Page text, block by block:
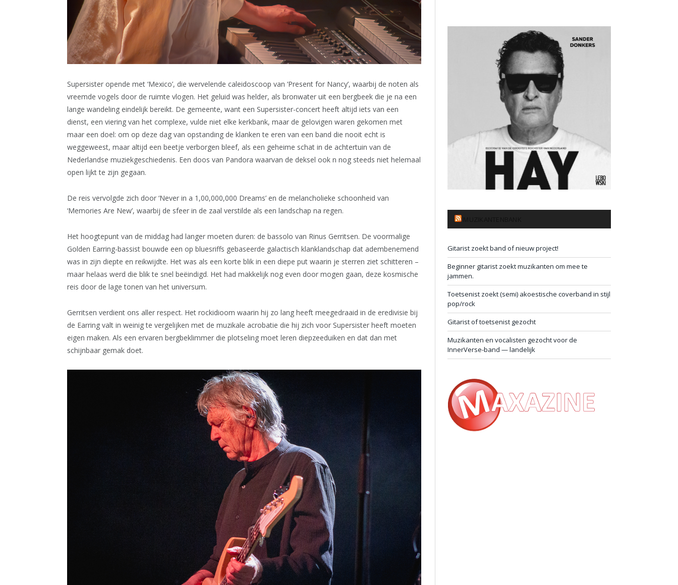
Supersister opende met ‘Mexico’, die wervelende caleidoscoop van ‘Present for Nancy’, waarbij de noten als
vreemde vogels door de ruimte vlogen. Het geluid was helder, als bronwater uit een bergbeek die je na een
lange wandeling eindelijk bereikt. De gemeente, want een Supersister-concert heeft altijd iets van een
dienst, een viering van het complexe, vulde niet elke kerkbank, maar de gelovigen waren gekomen met
maar een doel: om op deze dag van opstanding de klanken te eren van een band die nooit echt is
weggeweest, maar altijd een beetje verborgen bleef, als een geheime schat in de achtertuin van de
Nederlandse muziekgeschiedenis. Een doos van Pandora waarvan de deksel ook n nog steeds niet helemaal
open lijkt te zijn gegaan.
De reis vervolgde zich door ‘Never in a 1,00,000,000 Dreams’ en de melancholieke schoonheid van
‘Memories Are New’, waarbij de sfeer in de zaal verstilde als een landschap na regen.
Het hoogtepunt van de middag had langer moeten duren: de bassolo van Rinus Gerritsen. De voormalige
Golden Earring-bassist bouwde een op bluesriffs gebaseerde galactisch klanklandschap dat adembenemend
was in zijn diepte en reikwijdte. Het was als een korte blik in een diepe put waarin je sterren ziet schitteren –
maar helaas werd die blik te snel beëindigd. Het had makkelijk nog even door mogen gaan, deze kosmische
reis door de lage tonen van het universum.
Gerritsen verdient ons aller respect. Het rockidioom waarin hij zo lang heeft meegedraaid in de eredivisie bij
de Earring valt in weinig te vergelijken met de muzikale acrobatie die hij zich voor Supersister heeft moeten
eigen maken. Als een ervaren bergbeklimmer die plotseling moet leren diepzeeduiken en dat dan met
schijnbaar gemak doet.
Gitarist zoekt band of nieuw project!
Beginner gitarist zoekt muzikanten om mee te
jammen.
Toetsenist zoekt (semi) akoestische coverband in stijl
pop/rock
Gitarist of toetsenist gezocht
Muzikanten en vocalisten gezocht voor de
InnerVerse-band — landelijk